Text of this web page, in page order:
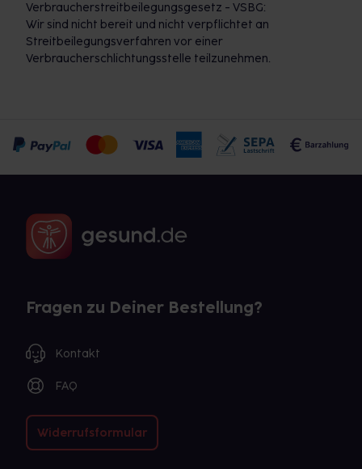
Verbraucherstreitbeilegungsgesetz - VSBG:
Wir sind nicht bereit und nicht verpflichtet an
Streitbeilegungsverfahren vor einer
Verbraucherschlichtungsstelle teilzunehmen.
Fragen zu Deiner Bestellung?
Kontakt
FAQ
Widerrufsformular